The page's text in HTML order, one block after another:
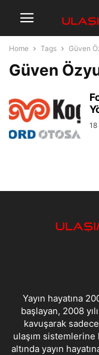
Home Tags Güven
Güven
Yayın hayatına
başlayan, 2008
kavuşarak
ulaşım sistemlerine
altında yayın